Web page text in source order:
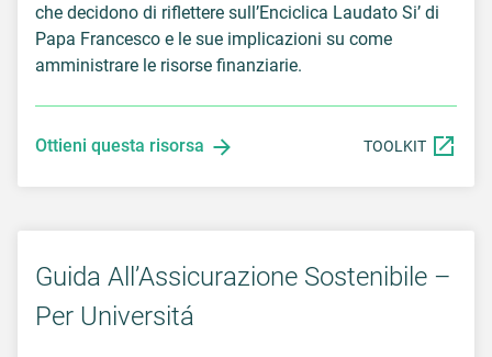
che decidono di riflettere sull’Enciclica Laudato Si’ di
Papa Francesco e le sue implicazioni su come
amministrare le risorse finanziarie.
Ottieni questa risorsa TOOLKIT
Guida All’Assicurazione Sostenibile –
Per Universitá